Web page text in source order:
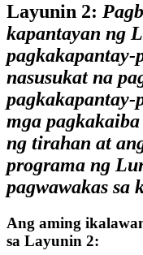
Layunin 2:
kapantayan ng
nasusukat na
mga
ng tirahan at
programa ng
pagwawakas sa
Ang aming
sa Layunin 2: